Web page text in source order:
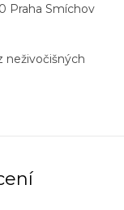
Praha Smíchov
neživočišných